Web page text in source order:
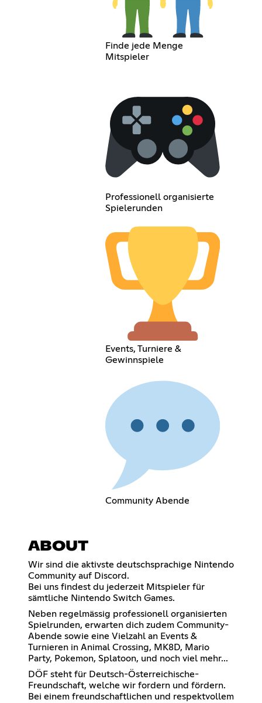
Finde jede Menge
Mitspieler
Professionell organisierte
Spielerunden
Events, Turniere &
Gewinnspiele
Community Abende
ABOUT
Wir sind die aktivste deutschsprachige Nintendo
Community auf Discord.
Bei uns findest du jederzeit Mitspieler für
sämtliche Nintendo Switch Games.
Neben regelmässig professionell organisierten
Spielrunden, erwarten dich zudem Community-
Abende sowie eine Vielzahl an Events &
Turnieren in Animal Crossing, MK8D, Mario
Party, Pokemon, Splatoon, und noch viel mehr...
DÖF steht für Deutsch-Österreichische-
Freundschaft, welche wir fordern und fördern.
Bei einem freundschaftlichen und respektvollem